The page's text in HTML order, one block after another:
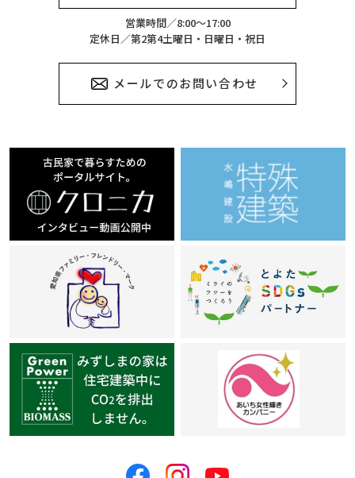
営業時間／8:00～17:00
定休日／第2第4土曜日・日曜日・祝日
メールでのお問い合わせ